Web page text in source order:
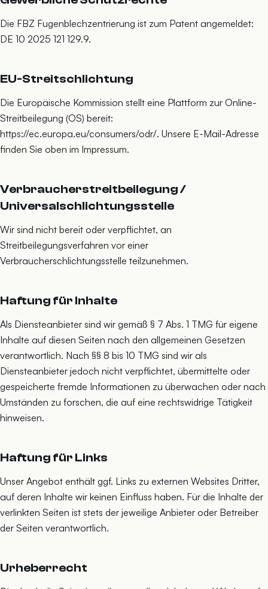
Die FBZ Fugenblechzentrierung ist zum Patent angemeldet:
DE 10 2025 121 129.9.
EU-Streitschlichtung
Die Europäische Kommission stellt eine Plattform zur Online-
Streitbeilegung (OS) bereit:
https://ec.europa.eu/consumers/odr/. Unsere E-Mail-Adresse
finden Sie oben im Impressum.
Verbraucherstreitbeilegung /
Universalschlichtungsstelle
Wir sind nicht bereit oder verpflichtet, an
Streitbeilegungsverfahren vor einer
Verbraucherschlichtungsstelle teilzunehmen.
Haftung für Inhalte
Als Diensteanbieter sind wir gemäß § 7 Abs. 1 TMG für eigene
Inhalte auf diesen Seiten nach den allgemeinen Gesetzen
verantwortlich. Nach §§ 8 bis 10 TMG sind wir als
Diensteanbieter jedoch nicht verpflichtet, übermittelte oder
gespeicherte fremde Informationen zu überwachen oder nach
Umständen zu forschen, die auf eine rechtswidrige Tätigkeit
hinweisen.
Haftung für Links
Unser Angebot enthält ggf. Links zu externen Websites Dritter,
auf deren Inhalte wir keinen Einfluss haben. Für die Inhalte der
verlinkten Seiten ist stets der jeweilige Anbieter oder Betreiber
der Seiten verantwortlich.
Urheberrecht